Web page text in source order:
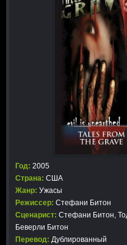
Год: 2005
Страна: США
Жанр: Ужасы
Режиссер: Стефани Битон
Сценарист: Стефани Битон,
Беверли Битон
Перевод: Дублированный